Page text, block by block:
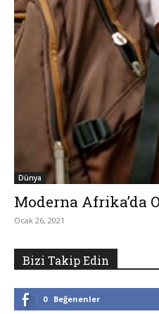
Dünya
Moderna Afrika’da
Ocak 26, 2021
Bizi Takip Edin
0 Beğenenler